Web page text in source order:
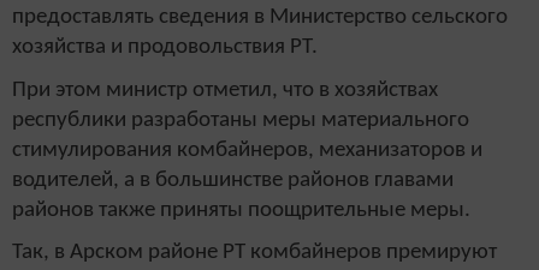
предоставлять сведения в Министерство сельского
хозяйства и продовольствия РТ.
При этом министр отметил, что в хозяйствах
республики разработаны меры материального
стимулирования комбайнеров, механизаторов и
водителей, а в большинстве районов главами
районов также приняты поощрительные меры.
Так, в Арском районе РТ комбайнеров премируют